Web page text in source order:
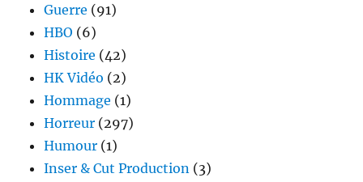
Guerre (91)
HBO (6)
Histoire (42)
HK Vidéo (2)
Hommage (1)
Horreur (297)
Humour (1)
Inser & Cut Production (3)